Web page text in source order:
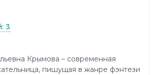
3
Крымова – современная
пишущая в жанре фэнтези